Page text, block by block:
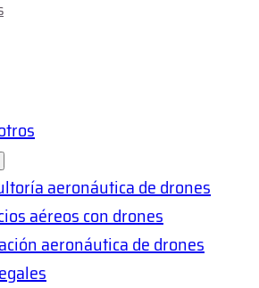
aeronáutica de drones
aéreos con drones
aeronáutica de drones